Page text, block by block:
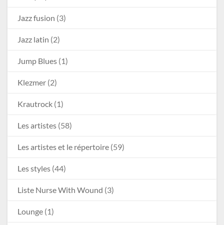
Jazz fusion (3)
Jazz latin (2)
Jump Blues (1)
Klezmer (2)
Krautrock (1)
Les artistes (58)
Les artistes et le répertoire (59)
Les styles (44)
Liste Nurse With Wound (3)
Lounge (1)